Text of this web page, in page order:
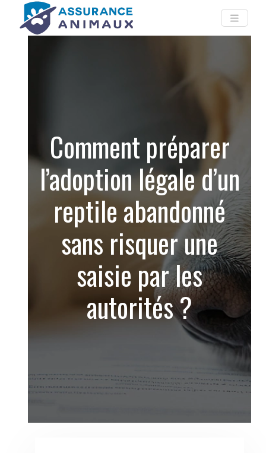
Comment préparer
l’adoption légale d’un
reptile abandonné
sans risquer une
saisie par les
autorités ?